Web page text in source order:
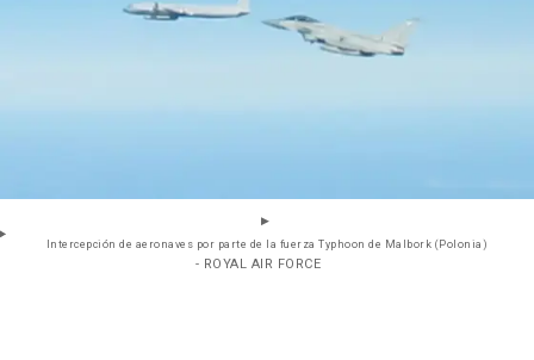
Intercepción de aeronaves por parte de la fuerza Typhoon de Malbork (Polonia)
- ROYAL AIR FORCE